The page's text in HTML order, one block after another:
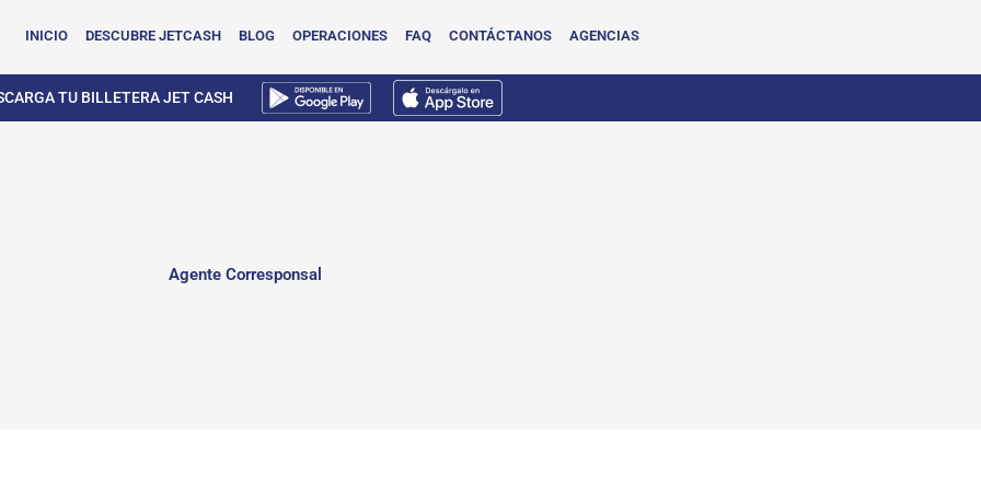
INICIO DESCUBRE JETCASH BLOG OPERACIONES FAQ CONTÁCTANOS AGENCIAS
TU BILLETERA JET CASH
Agente Corresponsal